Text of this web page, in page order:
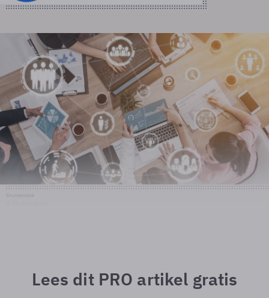
Lees dit PRO artikel gratis